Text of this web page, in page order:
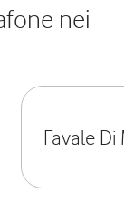
nei
Favale